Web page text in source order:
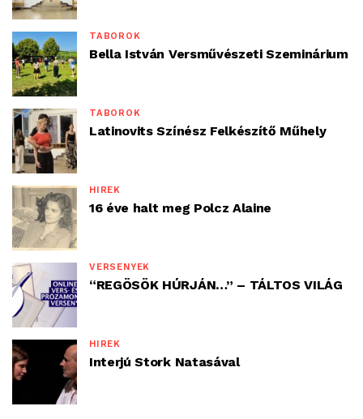
TÁBOROK
Bella István Versművészeti Szeminárium
TÁBOROK
Latinovits Színész Felkészítő Műhely
HÍREK
16 éve halt meg Polcz Alaine
VERSENYEK
“REGÖSÖK HÚRJÁN…” – TÁLTOS VILÁG
HÍREK
Interjú Stork Natasával